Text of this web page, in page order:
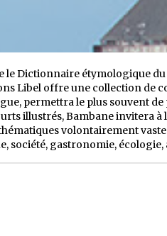
Dictionnaire étymologique
Libel offre une collection de
permettra le plus souvent
illustrés, Bambane invitera à
volontairement
société, gastronomie,